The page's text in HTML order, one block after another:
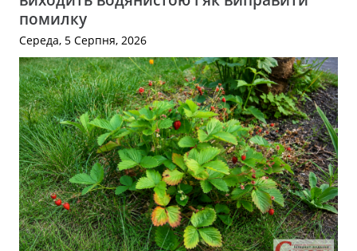
помилку
Середа, 5 Серпня, 2026